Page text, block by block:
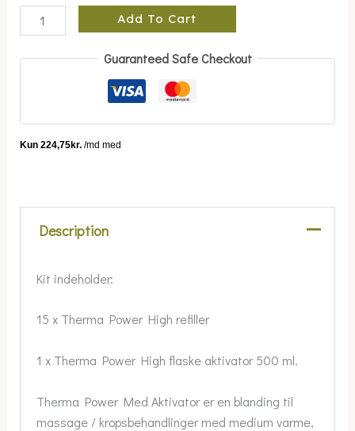
Add To Cart
Guaranteed Safe Checkout
Description
Kit indeholder:
15 x Therma Power High refiller
1 x Therma Power High flaske aktivator 500 ml.
Therma Power Med Aktivator er en blanding til
massage / kropsbehandlinger med medium varme,